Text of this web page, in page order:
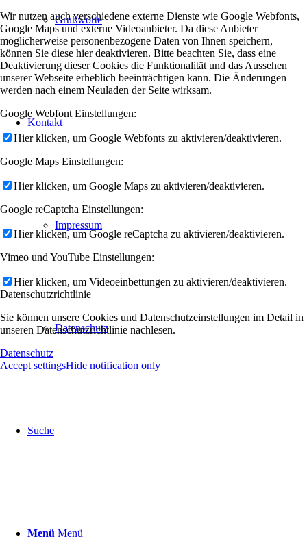
Grußworte
Kontakt
Impressum
Datenschutz
Suche
Menü Menü
Wir nutzen auch verschiedene externe Dienste wie Google Webfonts,
Google Maps und externe Videoanbieter. Da diese Anbieter
möglicherweise personenbezogene Daten von Ihnen speichern,
können Sie diese hier deaktivieren. Bitte beachten Sie, dass eine
Deaktivierung dieser Cookies die Funktionalität und das Aussehen
unserer Webseite erheblich beeinträchtigen kann. Die Änderungen
werden nach einem Neuladen der Seite wirksam.
Google Webfont Einstellungen:
Hier klicken, um Google Webfonts zu aktivieren/deaktivieren.
Google Maps Einstellungen:
Hier klicken, um Google Maps zu aktivieren/deaktivieren.
Google reCaptcha Einstellungen:
Hier klicken, um Google reCaptcha zu aktivieren/deaktivieren.
Vimeo und YouTube Einstellungen:
Hier klicken, um Videoeinbettungen zu aktivieren/deaktivieren.
Datenschutzrichtlinie
Sie können unsere Cookies und Datenschutzeinstellungen im Detail in
unseren Datenschutzrichtlinie nachlesen.
Datenschutz
Accept settingsHide notification only